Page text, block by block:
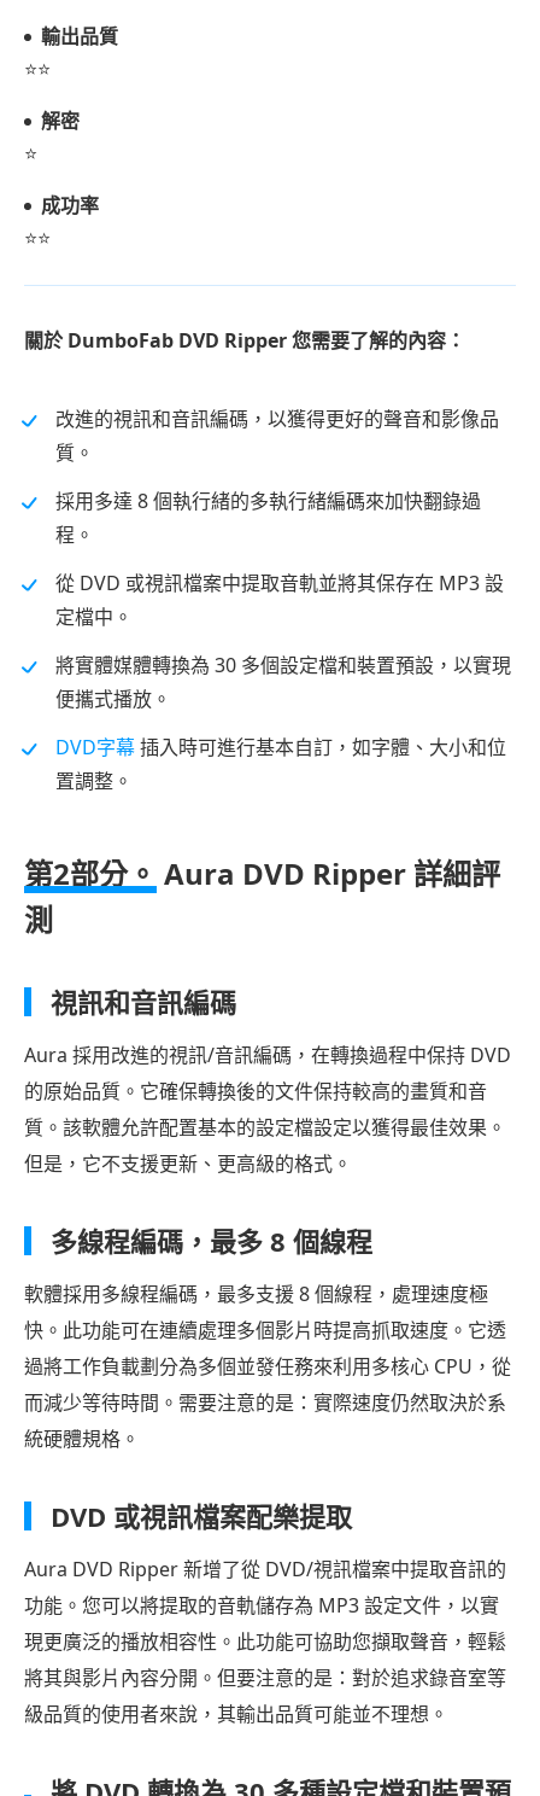
輸出品質
⭐⭐
解密
⭐
成功率
⭐⭐
關於 DumboFab DVD Ripper 您需要了解的內容：
改進的視訊和音訊編碼，以獲得更好的聲音和影像品
質。
採用多達 8 個執行緒的多執行緒編碼來加快翻錄過
程。
從 DVD 或視訊檔案中提取音軌並將其保存在 MP3 設
定檔中。
將實體媒體轉換為 30 多個設定檔和裝置預設，以實現
便攜式播放。
DVD字幕插入時可進行基本自訂，如字體、大小和位
置調整。
第2部分。 Aura DVD Ripper 詳細評
測
視訊和音訊編碼
Aura 採用改進的視訊/音訊編碼，在轉換過程中保持 DVD
的原始品質。它確保轉換後的文件保持較高的畫質和音
質。該軟體允許配置基本的設定檔設定以獲得最佳效果。
但是，它不支援更新、更高級的格式。
多線程編碼，最多 8 個線程
軟體採用多線程編碼，最多支援 8 個線程，處理速度極
快。此功能可在連續處理多個影片時提高抓取速度。它透
過將工作負載劃分為多個並發任務來利用多核心 CPU，從
而減少等待時間。需要注意的是：實際速度仍然取決於系
統硬體規格。
DVD 或視訊檔案配樂提取
Aura DVD Ripper 新增了從 DVD/視訊檔案中提取音訊的
功能。您可以將提取的音軌儲存為 MP3 設定文件，以實
現更廣泛的播放相容性。此功能可協助您擷取聲音，輕鬆
將其與影片內容分開。但要注意的是：對於追求錄音室等
級品質的使用者來說，其輸出品質可能並不理想。